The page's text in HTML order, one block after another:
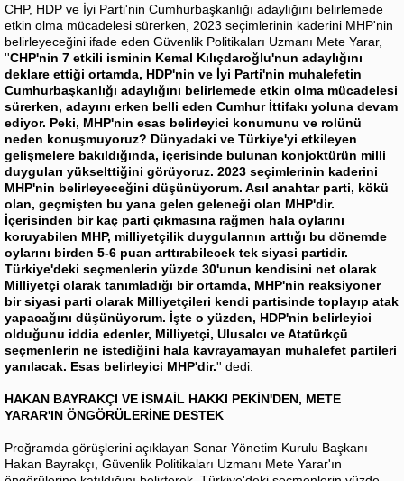
CHP, HDP ve İyi Parti'nin Cumhurbaşkanlığı adaylığını belirlemede
etkin olma mücadelesi sürerken, 2023 seçimlerinin kaderini MHP'nin
belirleyeceğini ifade eden Güvenlik Politikaları Uzmanı Mete Yarar,
''CHP'nin 7 etkili isminin Kemal Kılıçdaroğlu'nun adaylığını
deklare ettiği ortamda, HDP'nin ve İyi Parti'nin muhalefetin
Cumhurbaşkanlığı adaylığını belirlemede etkin olma mücadelesi
sürerken, adayını erken belli eden Cumhur İttifakı yoluna devam
ediyor. Peki, MHP'nin esas belirleyici konumunu ve rolünü
neden konuşmuyoruz? Dünyadaki ve Türkiye'yi etkileyen
gelişmelere bakıldığında, içerisinde bulunan konjoktürün milli
duyguları yükselttiğini görüyoruz. 2023 seçimlerinin kaderini
MHP'nin belirleyeceğini düşünüyorum. Asıl anahtar parti, kökü
olan, geçmişten bu yana gelen geleneği olan MHP'dir.
İçerisinden bir kaç parti çıkmasına rağmen hala oylarını
koruyabilen MHP, milliyetçilik duygularının arttığı bu dönemde
oylarını birden 5-6 puan arttırabilecek tek siyasi partidir.
Türkiye'deki seçmenlerin yüzde 30'unun kendisini net olarak
Milliyetçi olarak tanımladığı bir ortamda, MHP'nin reaksiyoner
bir siyasi parti olarak Milliyetçileri kendi partisinde toplayıp atak
yapacağını düşünüyorum. İşte o yüzden, HDP'nin belirleyici
olduğunu iddia edenler, Milliyetçi, Ulusalcı ve Atatürkçü
seçmenlerin ne istediğini hala kavrayamayan muhalefet partileri
yanılacak. Esas belirleyici MHP'dir.'' dedi.
HAKAN BAYRAKÇI VE İSMAİL HAKKI PEKİN'DEN, METE
YARAR'IN ÖNGÖRÜLERİNE DESTEK
Proğramda görüşlerini açıklayan Sonar Yönetim Kurulu Başkanı
Hakan Bayrakçı, Güvenlik Politikaları Uzmanı Mete Yarar'ın